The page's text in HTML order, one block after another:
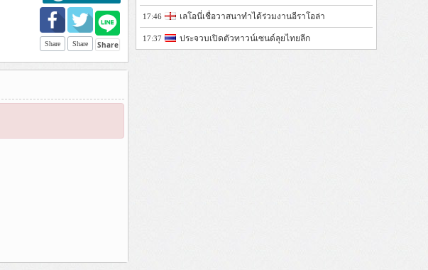
Share Share
17:46 เลโอนี่เชื่อวาสนาทำได้ร่วมงานอีราโอล่า
17:37 ประจวบเปิดตัวทาวน์เซนด์ลุยไทยลีก